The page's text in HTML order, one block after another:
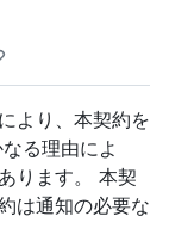
より、本契約を
る理由によ
ります。 本契
は通知の必要な